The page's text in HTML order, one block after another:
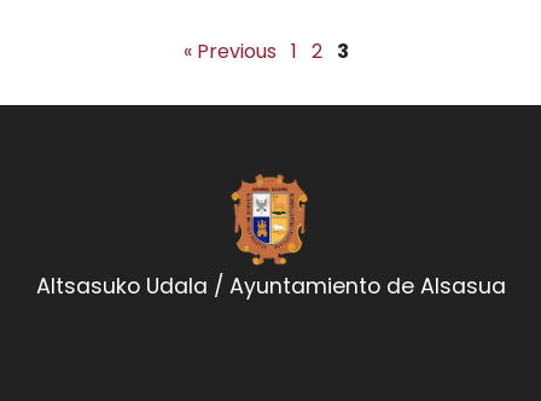
« Previous 1 2 3
Altsasuko Udala / Ayuntamiento de Alsasua